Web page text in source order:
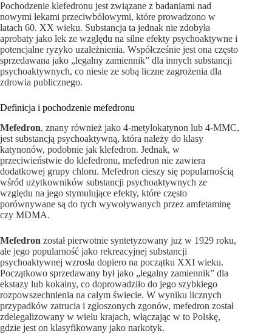
Pochodzenie klefedronu jest związane z badaniami nad
nowymi lekami przeciwbólowymi, które prowadzono w
latach 60. XX wieku. Substancja ta jednak nie zdobyła
aprobaty jako lek ze względu na silne efekty psychoaktywne i
potencjalne ryzyko uzależnienia. Współcześnie jest ona często
sprzedawana jako „legalny zamiennik” dla innych substancji
psychoaktywnych, co niesie ze sobą liczne zagrożenia dla
zdrowia publicznego.
Definicja i pochodzenie mefedronu
Mefedron, znany również jako 4-metylokatynon lub 4-MMC,
jest substancją psychoaktywną, która należy do klasy
katynonów, podobnie jak klefedron. Jednak, w
przeciwieństwie do klefedronu, mefedron nie zawiera
dodatkowej grupy chloru. Mefedron cieszy się popularnością
wśród użytkowników substancji psychoaktywnych ze
względu na jego stymulujące efekty, które często
porównywane są do tych wywoływanych przez amfetaminę
czy MDMA.
Mefedron został pierwotnie syntetyzowany już w 1929 roku,
ale jego popularność jako rekreacyjnej substancji
psychoaktywnej wzrosła dopiero na początku XXI wieku.
Początkowo sprzedawany był jako „legalny zamiennik” dla
ekstazy lub kokainy, co doprowadziło do jego szybkiego
rozpowszechnienia na całym świecie. W wyniku licznych
przypadków zatrucia i zgłoszonych zgonów, mefedron został
zdelegalizowany w wielu krajach, włączając w to Polskę,
gdzie jest on klasyfikowany jako narkotyk.